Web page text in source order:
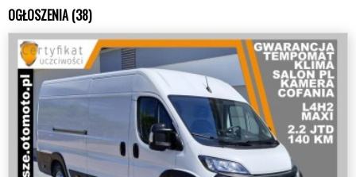
OGŁOSZENIA (38)